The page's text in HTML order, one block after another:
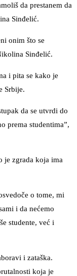
da prestanem da
Sinđelić.
onim što se
Sinđelić.
i pita se kako je
Srbije.
da se utvrdi do
prema studentima”,
je zgrada koja ima
o tome, mi
i da nećemo
studente, već i
i zataška.
koja je